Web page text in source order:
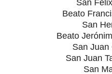
San
Beato
San
Beato
San Juan
San Juan
San